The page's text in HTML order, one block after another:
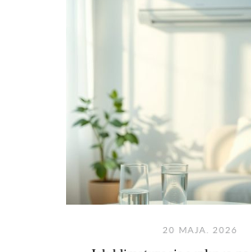
20 MAJA. 2026